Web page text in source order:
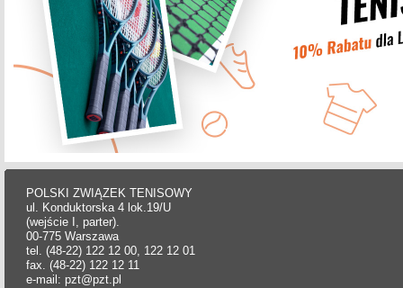
POLSKI ZWIĄZEK TENISOWY
ul. Konduktorska 4 lok.19/U
(wejście I, parter).
00-775 Warszawa
tel. (48-22) 122 12 00, 122 12 01
fax. (48-22) 122 12 11
e-mail: pzt@pzt.pl